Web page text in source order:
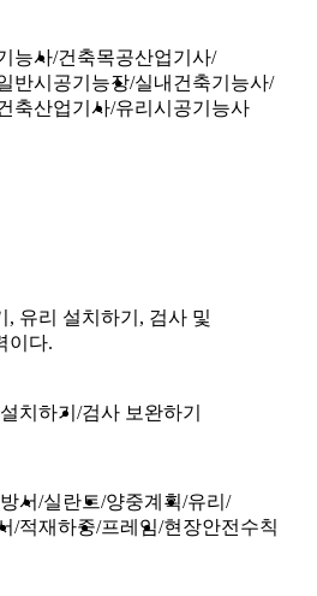
능사 건축목공산업기사
반시공기능장 실내건축기능사
축산업기사 유리시공기능사
유리 설치하기, 검사 및
이다.
치하기 검사 보완하기
서 실란트 양중계획 유리
적재하중 프레임 현장안전수칙